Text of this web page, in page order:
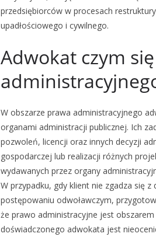
przedsiębiorców w procesach
upadłościowego i cywilnego.
Adwokat czym
W obszarze prawa administracyjnego
organami administracji publicznej. Ich
pozwoleń, licencji oraz innych decyzji
gospodarczej lub realizacji różnych
wydawanych przez organy
W przypadku, gdy klient nie zgadza się
postępowaniu odwoławczym,
że prawo administracyjne jest
doświadczonego adwokata jest